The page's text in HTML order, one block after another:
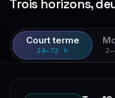
Trois horizons,
Court terme
24–72 h